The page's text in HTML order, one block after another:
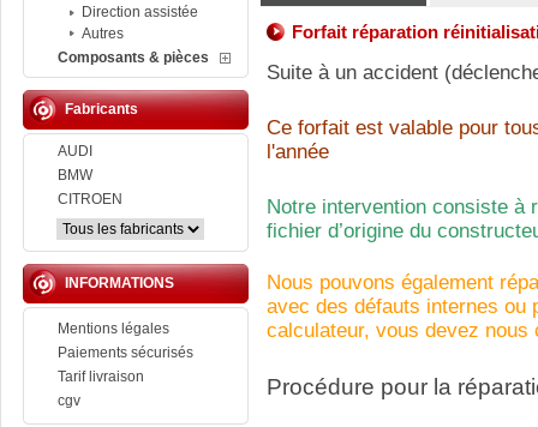
Direction assistée
Autres
Composants & pièces
Fabricants
AUDI
BMW
CITROEN
INFORMATIONS
Mentions légales
Paiements sécurisés
Tarif livraison
cgv
Forfait réparation
Suite à un accident
Ce forfait est valable pour
l'année
Notre intervention consiste
fichier d’origine du
Nous pouvons également
avec des défauts internes ou
calculateur, vous devez
Procédure pour la